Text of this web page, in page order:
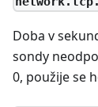
Doba v
sondy
0, použije se